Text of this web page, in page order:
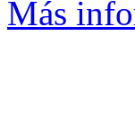
Más